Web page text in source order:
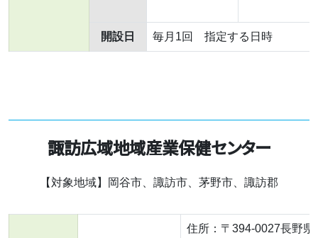
開設日 毎月1回 指定する日時
諏訪広域地域産業保健センター
【対象地域】岡谷市、諏訪市、茅野市、諏訪郡
住所：〒394-0027長野